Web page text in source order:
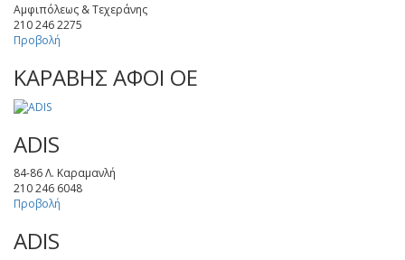
Αμφιπόλεως & Τεχεράνης
210 246 2275
Προβολή
ΚΑΡΑΒΗΣ ΑΦΟΙ ΟΕ
ADIS
84-86 Λ. Καραμανλή
210 246 6048
Προβολή
ADIS